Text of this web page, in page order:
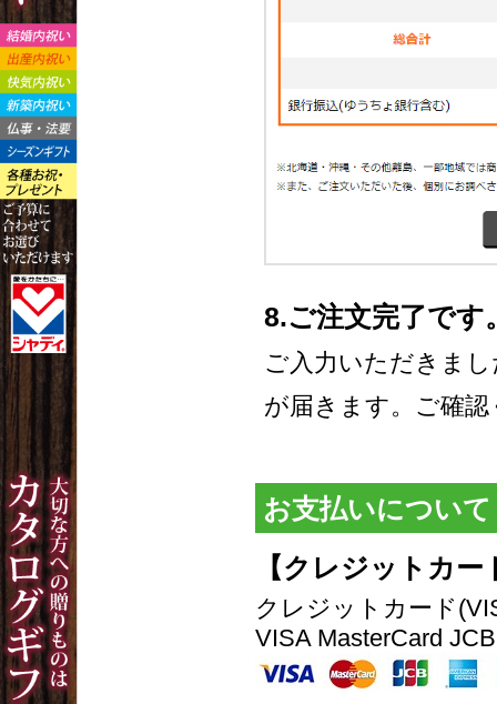
8.ご注文完了です
ご入力いただきま
が届きます。ご確
お支払いについて
【クレジットカー
クレジットカード
VISA MasterCard